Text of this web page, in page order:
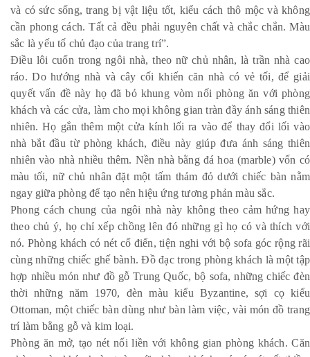
và có sức sống, trang bị vật liệu tốt, kiểu cách thô mộc và không
cần phong cách. Tất cả đều phải nguyên chất và chắc chắn. Màu
sắc là yếu tố chủ đạo của trang trí”.
Điều lôi cuốn trong ngôi nhà, theo nữ chủ nhân, là trần nhà cao
ráo. Do hướng nhà và cây cối khiến căn nhà có vẻ tối, để giải
quyết vấn đề này họ đã bỏ khung vòm nối phòng ăn với phòng
khách và các cửa, làm cho mọi không gian tràn đầy ánh sáng thiên
nhiên. Họ gắn thêm một cửa kính lối ra vào để thay đổi lối vào
nhà bắt đầu từ phòng khách, điều này giúp đưa ánh sáng thiên
nhiên vào nhà nhiều thêm. Nền nhà bằng đá hoa (marble) vốn có
màu tối, nữ chủ nhân đặt một tấm thảm đỏ dưới chiếc bàn nằm
ngay giữa phòng để tạo nên hiệu ứng tương phản màu sắc.
Phong cách chung của ngôi nhà này không theo cảm hứng hay
theo chủ ý, họ chỉ xếp chồng lên đó những gì họ có và thích với
nó. Phòng khách có nét cổ điển, tiện nghi với bộ sofa góc rộng rãi
cùng những chiếc ghế bành. Đồ đạc trong phòng khách là một tập
hợp nhiều món như đồ gỗ Trung Quốc, bộ sofa, những chiếc đèn
thời những năm 1970, đèn màu kiểu Byzantine, sợi cọ kiểu
Ottoman, một chiếc bàn dùng như bàn làm việc, vài món đồ trang
trí làm bằng gỗ và kim loại.
Phòng ăn mở, tạo nét nối liền với không gian phòng khách. Căn